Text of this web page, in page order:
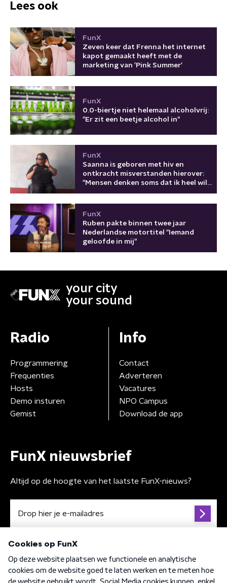
Lees ook
FunX
Zeven keer dat Frenna het internet
kapot gemaakt heeft met de
marketing van 'Pink Summer'
FunX
0.0-biertje niet helemaal alcoholvrij:
"Er zit een beetje alcohol in"
FunX
Saanna is geboren met hiv en
ontkracht misverstanden hierover:
"Mensen denken soms dat ik heel wild
ben"
FunX
Ruben pakte binnen twee jaar
Nederlandse motortitel "Iemand
geloofde in mij"
your city
your sound
Radio
Programmering
Frequenties
Hosts
Demo insturen
Gemist
Info
Contact
Adverteren
Vacatures
NPO Campus
Download de app
FunX nieuwsbrief
Altijd op de hoogte van het laatste FunX-nieuws?